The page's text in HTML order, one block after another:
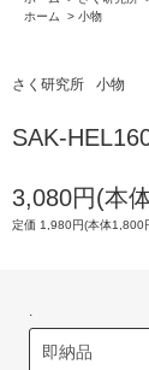
ホーム
> 小物
さく研究所 小物
SAK-
3,080円(本
定価 1,980円(本体1,800